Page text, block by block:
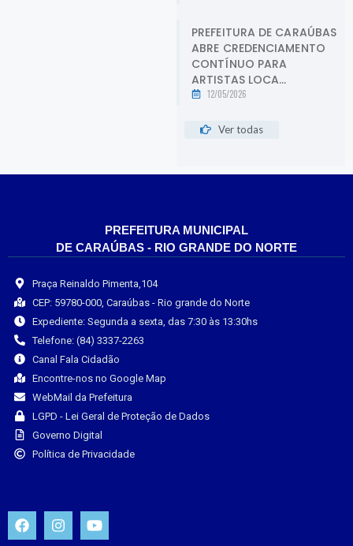
PREFEITURA DE CARAÚBAS
ABRE CREDENCIAMENTO
CONTÍNUO PARA
ARTISTAS LOCA...
12/05/2026
Ver todas
PREFEITURA MUNICIPAL
DE CARAÚBAS - RIO GRANDE DO NORTE
Praça Reinaldo Pimenta,104
CEP: 59780-000, Caraúbas - Rio grande do Norte
Expediente: Segunda a sexta, das 7:30 às 13:30hs
Telefone: (84) 3337-2263
Canal Fala Cidadão
Encontre-nos no Google Map
WebMail da Prefeitura
LGPD - Lei Geral de Proteção de Dados
Governo Digital
Política de Privacidade